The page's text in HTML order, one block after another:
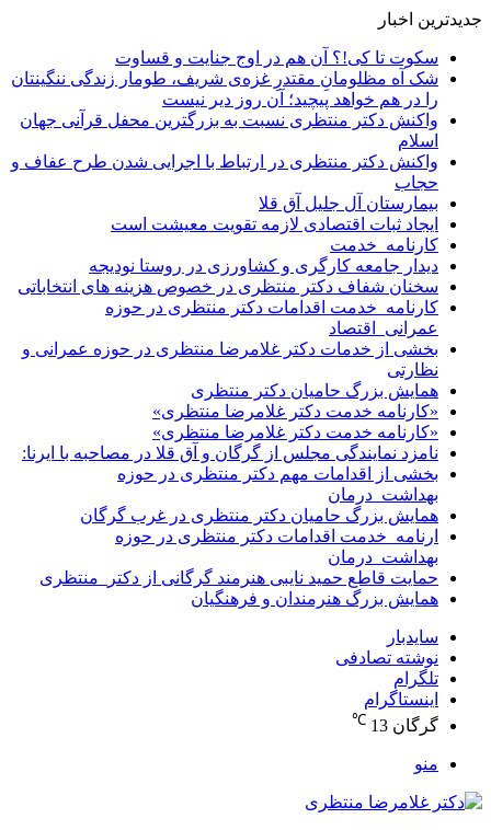
جدیدترین اخبار
سکوت تا کی!؟ آن هم در اوج جنایت و قساوت
شک آه مظلومانِ مقتدرِ غزه‌ی شریف، طومار زندگی ننگینتان
را در هم خواهد پیچید؛ آن روز دیر نیست
واکنش دکتر منتظری نسبت به بزرگترین محفل قرآنی جهان
اسلام
واکنش دکتر منتظری در ارتباط با اجرایی شدن طرح عفاف و
حجاب
بیمارستان آل جلیل آق قلا
ایجاد ثبات اقتصادی لازمه تقویت معیشت است
کارنامه_خدمت
دیدار جامعه کارگری و کشاورزی در روستا نودیجه
سخنان شفاف دکتر منتظری در خصوص هزینه های انتخاباتی
کارنامه_خدمت اقدامات دکتر منتظری در حوزه
عمرانی_اقتصاد
بخشی از خدمات دکتر غلامرضا منتظری در حوزه عمرانی و
نظارتی
همایش بزرگ حامیان دکتر منتظری
«کارنامه خدمت دکتر غلامرضا منتظری»
«کارنامه خدمت دکتر غلامرضا منتظری»
نامزد نمایندگی مجلس از گرگان و آق قلا در مصاحبه با ایرنا:
بخشی از اقدامات مهم دکتر منتظری در حوزه
بهداشت_درمان
همایش بزرگ حامیان دکتر منتظری در غرب گرگان
ارنامه_خدمت اقدامات دکتر منتظری در حوزه
بهداشت_درمان
حمایت قاطع حمید نایبی هنرمند گرگانی از دکتر_منتظری
همایش بزرگ هنرمندان و فرهنگیان
سایدبار
نوشته تصادفی
تلگرام
اینستاگرام
گرگان 13
℃
منو